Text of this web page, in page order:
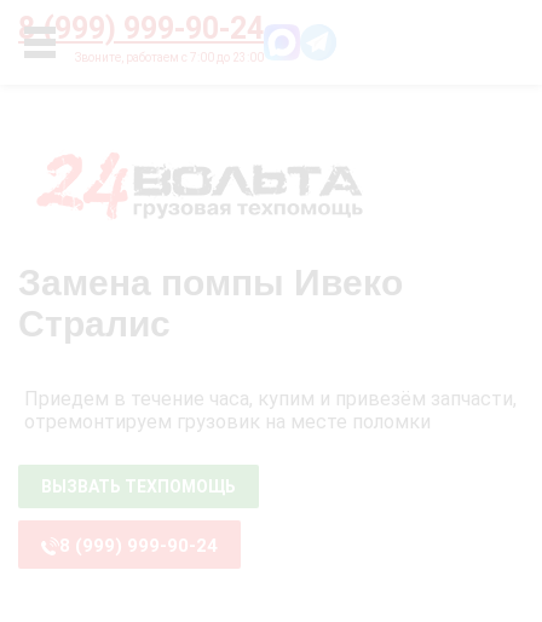
8 (999) 999-90-24
УСЛУГИ
Главная О нас Цены
Замена помпы Ивеко
Стралис
Приедем в течение часа, купим и привезём запчасти,
отремонтируем грузовик на месте поломки
ВЫЗВАТЬ ТЕХПОМОЩЬ
8 (999) 999-90-24